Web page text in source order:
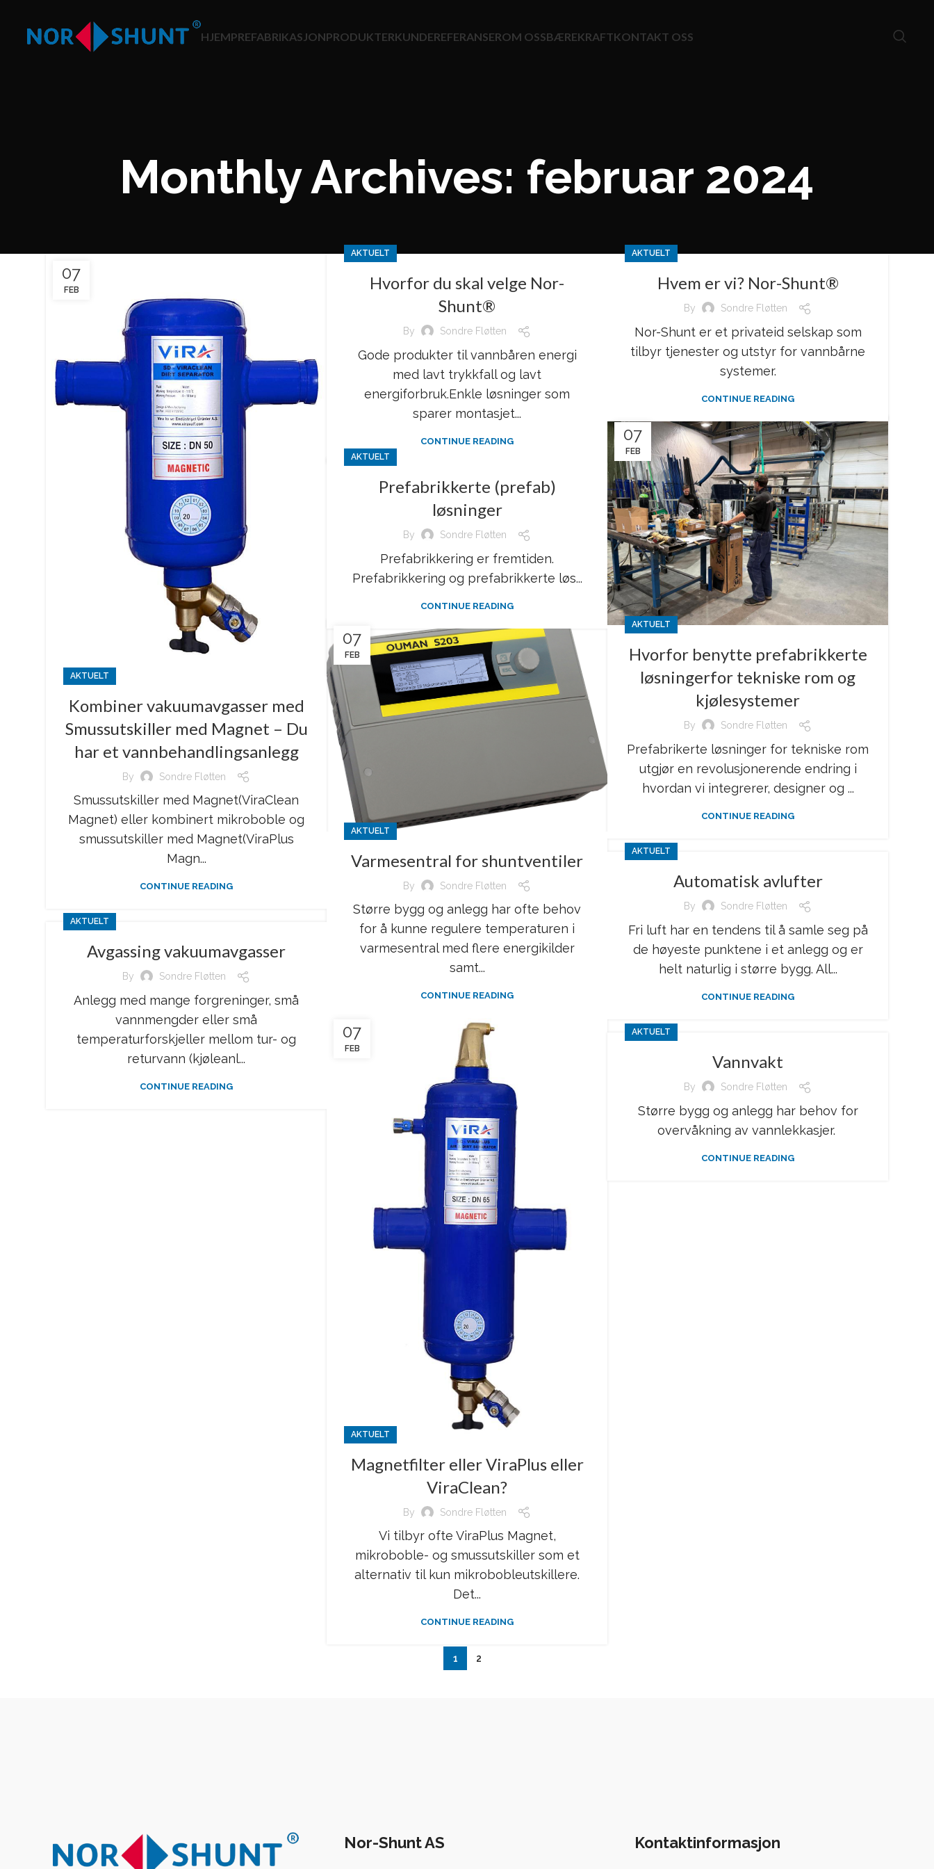
HJEMPREFABRIKASJONPRODUKTERKUNDEREFERANSEROM OSSBÆREKRAFTKONTAKT OSS
Monthly Archives: februar 2024
07
FEB
AKTUELT
Kombiner vakuumavgasser med
Smussutskiller med Magnet – Du
har et vannbehandlingsanlegg
By Sondre Fløtten
Smussutskiller med Magnet(ViraClean
Magnet) eller kombinert mikroboble og
smussutskiller med Magnet(ViraPlus
Magn...
CONTINUE READING
AKTUELT
Hvorfor du skal velge Nor-
Shunt®
By Sondre Fløtten
Gode produkter til vannbåren energi
med lavt trykkfall og lavt
energiforbruk.Enkle løsninger som
sparer montasjet...
CONTINUE READING
AKTUELT
Hvem er vi? Nor-Shunt®
By Sondre Fløtten
Nor-Shunt er et privateid selskap som
tilbyr tjenester og utstyr for vannbårne
systemer.
CONTINUE READING
07
FEB
AKTUELT
Hvorfor benytte prefabrikkerte
løsningerfor tekniske rom og
kjølesystemer
By Sondre Fløtten
Prefabrikerte løsninger for tekniske rom
utgjør en revolusjonerende endring i
hvordan vi integrerer, designer og ...
CONTINUE READING
AKTUELT
Prefabrikkerte (prefab)
løsninger
By Sondre Fløtten
Prefabrikkering er fremtiden.
Prefabrikkering og prefabrikkerte løs...
CONTINUE READING
07
FEB
AKTUELT
Varmesentral for shuntventiler
By Sondre Fløtten
Større bygg og anlegg har ofte behov
for å kunne regulere temperaturen i
varmesentral med flere energikilder
samt...
CONTINUE READING
AKTUELT
Automatisk avlufter
By Sondre Fløtten
Fri luft har en tendens til å samle seg på
de høyeste punktene i et anlegg og er
helt naturlig i større bygg. All...
CONTINUE READING
AKTUELT
Avgassing vakuumavgasser
By Sondre Fløtten
Anlegg med mange forgreninger, små
vannmengder eller små
temperaturforskjeller mellom tur- og
returvann (kjøleanl...
CONTINUE READING
07
FEB
AKTUELT
Magnetfilter eller ViraPlus eller
ViraClean?
By Sondre Fløtten
Vi tilbyr ofte ViraPlus Magnet,
mikroboble- og smussutskiller som et
alternativ til kun mikrobobleutskillere.
Det...
CONTINUE READING
AKTUELT
Vannvakt
By Sondre Fløtten
Større bygg og anlegg har behov for
overvåkning av vannlekkasjer.
CONTINUE READING
1 2
Nor-Shunt AS Kontaktinformasjon